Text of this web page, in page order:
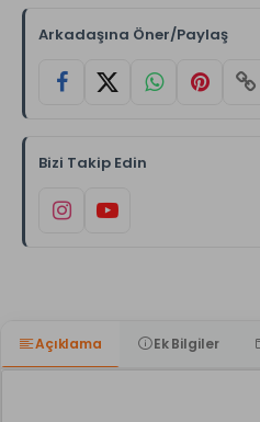
Arkadaşına Öner/Paylaş
Bizi Takip Edin
Açıklama Ek Bilgiler